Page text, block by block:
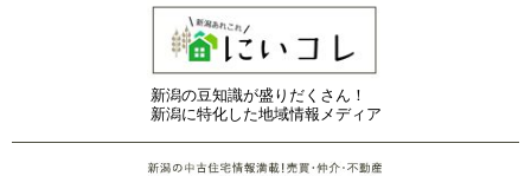
新潟の豆知識が盛りだくさん！
新潟に特化した地域情報メディア